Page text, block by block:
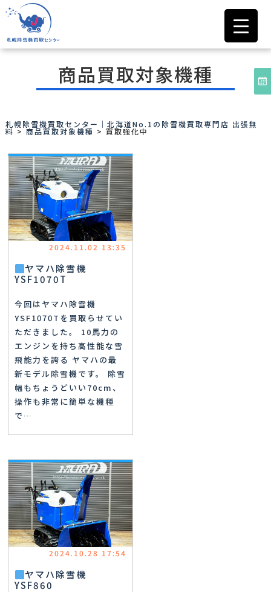
商品買取対象機種
札幌除雪機買取センター｜北海道No.1の除雪機買取専門店 出張無
料 >商品買取対象機種 > 買取強化中
2024.11.02 13:35
ヤマハ除雪機
YSF1070T
今回はヤマハ除雪機
YSF1070Tを買取らせてい
ただきました。 10馬力の
エンジンを持ち高性能な雪
飛能力を誇る ヤマハの最
新モデル除雪機です。 除雪
幅もちょうどいい70cm、
操作も非常に簡単な機種
で…
2024.10.28 17:54
ヤマハ除雪機
YSF860